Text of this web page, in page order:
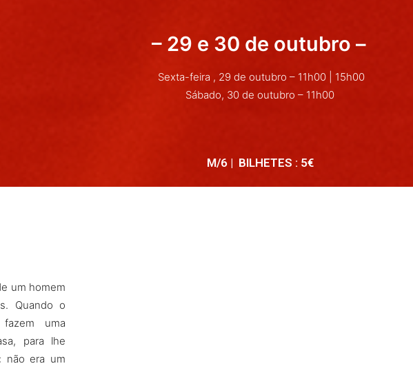
– 29 e 30 de outubro –
Sexta-feira , 29 de outubro – 11h00 | 15h00
Sábado, 30 de outubro – 11h00
M/6 | BILHETES : 5€
um homem
Quando o
uma
para lhe
não era um